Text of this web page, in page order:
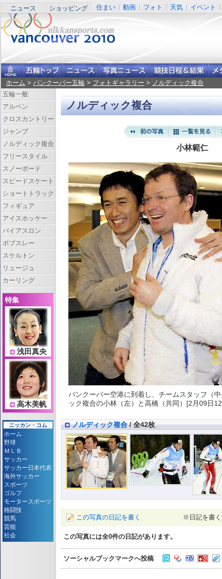
ニュース ショッピング 住まい 動画 フォト 天気 イベント
ホーム > バンクーバー五輪 > フォトギャラリー > ノルディック複合
ノルディック複合
小林範仁
バンクーバー空港に到着し、チームスタッフ（
ック複合の小林（左）と高橋（共同）[2月09日
ノルディック複合/ 全42枚
この写真の日記を書く ※日記を書
この写真には全0件の日記があります。
ソーシャルブックマークへ投稿
五輪一般
アルペン
クロスカントリー
ジャンプ
ノルディック複合
フリースタイル
スノーボード
スピードスケート
ショートトラック
フィギュア
アイスホッケー
バイアスロン
ボブスレー
スケルトン
リュージュ
カーリング
特集
浅田真央
高木美帆
ニッカン・コム
ホーム
野球
ＭＬＢ
サッカー
サッカー日本代表
海外サッカー
スポーツ
ゴルフ
モータースポーツ
格闘技
競馬
芸能
社会